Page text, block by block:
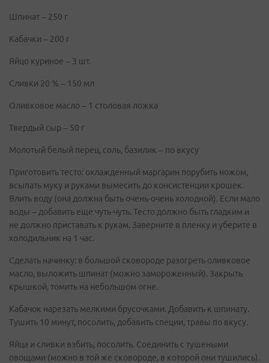
Шпинат – 250 г
Кабачки – 200 г
Яйцо куриное – 3 шт.
Сливки 20 % – 150 мл
Оливковое масло – 1 столовая ложка
Твердый сыр – 50 г
Молотый белый перец, соль, базилик – по вкусу
Приготовить тесто: охлажденный маргарин порубить ножом,
всыпать муку и руками вымесить до консистенции крошек.
Влить воду (она должна быть очень-очень холодной). Если мало
воды – добавить еще чуть-чуть. Тесто должно быть гладким и
не должно приставать к рукам. Заверните в пленку и уберите в
холодильник на 1 час.
Сделать начинку: в большой сковороде разогреть оливковое
масло, выложить шпинат (можно замороженный). Закрыть
крышкой, томить на небольшом огне.
Кабачок нарезать мелкими брусочками. Добавить к шпинату.
Тушить 10 минут, посолить, добавить специи, травы по вкусу.
Яйца и сливки взбить, посолить. Соединить с тушеными
овощами (можно в той же сковороде, в которой они тушились).